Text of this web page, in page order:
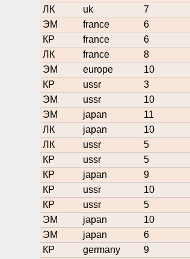
ЛК
uk 7
ЭМ
france 6
КР
france 6
ЛК
france 8
ЭМ
europe 10
КР
ussr 3
ЭМ
ussr 10
ЭМ
japan 11
ЛК
japan 10
ЛК
ussr 5
КР
ussr 5
КР
japan 9
КР
ussr 10
КР
ussr 5
ЭМ
japan 10
ЭМ
japan 6
КР
germany 9